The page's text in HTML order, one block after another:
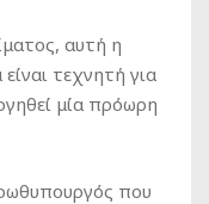
αυτή η
τεχνητή για
μία πρόωρη
που